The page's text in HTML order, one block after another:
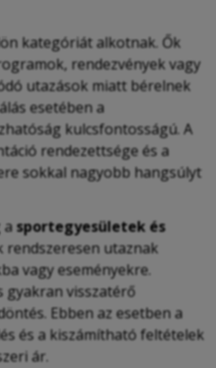
kategóriát alkotnak. Ők
rendezvények vagy
utazások miatt bérelnek
esetében a
kulcsfontosságú. A
rendezettsége és a
sokkal nagyobb hangsúlyt
asportegyesületek és
rendszeresen utaznak
vagy eseményekre.
gyakran visszatérő
Ebben az esetben a
és a kiszámítható feltételek
ár.